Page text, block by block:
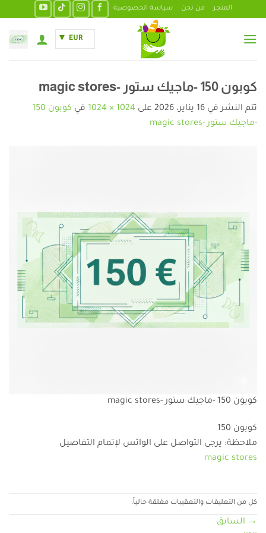
المتجر من نحن سياسة الخصوصية
EUR
كوبون 150 -ماجيك ستور -magic stores
تتم النشر في 16 يناير، 2026 على 1024 × 1024 في
كوبون 150
-ماجيك ستور -magic stores
كوبون 150 -ماجيك ستور -magic stores
كوبون 150
ملاحظة: يرجى التواصل على الواتس لإتمام التفاصيل
magic stores
كل من التعليقات والتعقيبات مغلقة حالياً.
→ السابق